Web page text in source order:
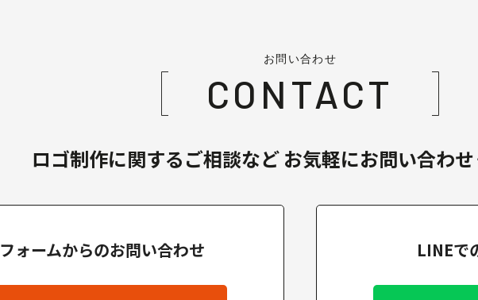
お問い合わせ
CONTACT
ロゴ制作に関するご相談など お気軽にお問い合わせ
フォームからのお問い合わせ LINEで